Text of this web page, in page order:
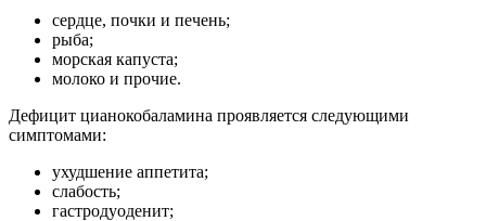
сердце, почки и печень;
рыба;
морская капуста;
молоко и прочие.
Дефицит цианокобаламина проявляется следующими
симптомами:
ухудшение аппетита;
слабость;
гастродуоденит;